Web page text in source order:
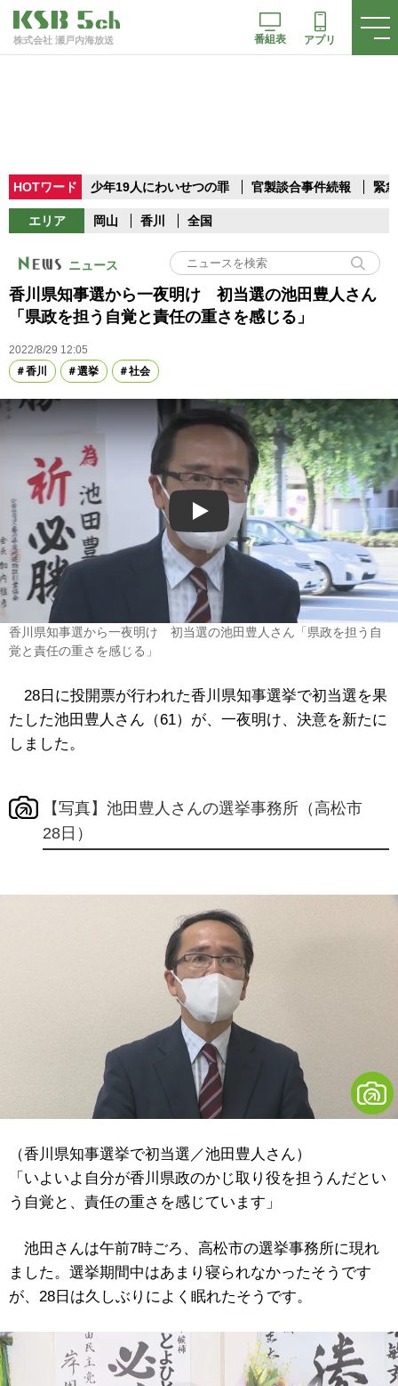
株式会社 瀬戸内海放送 番組表 アプリ
HOTワード 少年19人にわいせつの罪 官製談合事件続報 緊
エリア 岡山 香川 全国
ニュース
香川県知事選から一夜明け 初当選の池田豊人さん
「県政を担う自覚と責任の重さを感じる」
2022/8/29 12:05
香川
選挙 社会
Play
香川県知事選から一夜明け 初当選の池田豊人さん「県政を担う自
覚と責任の重さを感じる」
28日に投開票が行われた香川県知事選挙で初当選を果
たした池田豊人さん（61）が、一夜明け、決意を新たに
しました。
【写真】池田豊人さんの選挙事務所（高松市
28日）
（香川県知事選挙で初当選／池田豊人さん）
「いよいよ自分が香川県政のかじ取り役を担うんだとい
う自覚と、責任の重さを感じています」
池田さんは午前7時ごろ、高松市の選挙事務所に現れ
ました。選挙期間中はあまり寝られなかったそうです
が、28日は久しぶりによく眠れたそうです。